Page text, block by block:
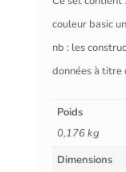
couleur basic
nb : les
données à titre
Poids
0,176 kg
Dimensions